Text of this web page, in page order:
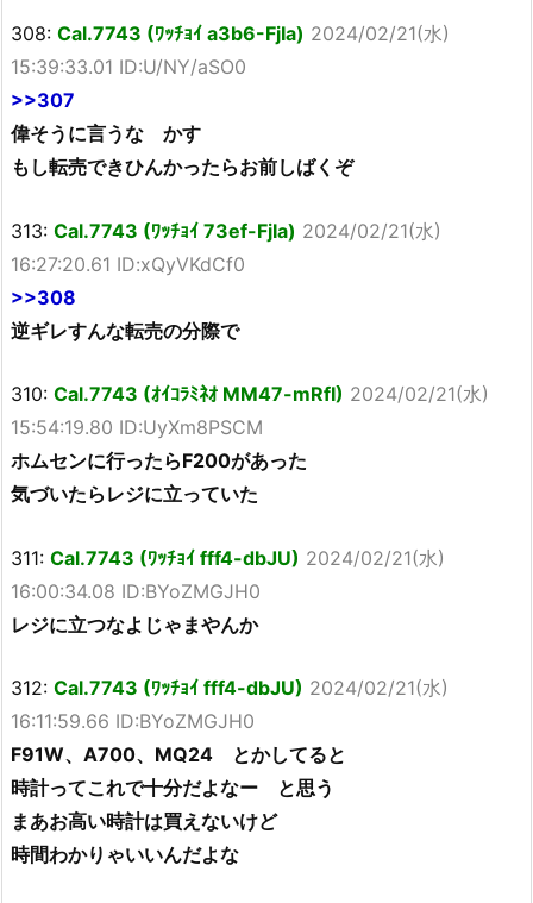
308: Cal.7743 (ﾜｯﾁｮｲ a3b6-FjIa) 2024/02/21(水)
15:39:33.01 ID:U/NY/aSO0
>>307
偉そうに言うな かす
もし転売できひんかったらお前しばくぞ
313: Cal.7743 (ﾜｯﾁｮｲ 73ef-FjIa) 2024/02/21(水)
16:27:20.61 ID:xQyVKdCf0
>>308
逆ギレすんな転売の分際で
310: Cal.7743 (ｵｲｺﾗﾐﾈｵ MM47-mRfI) 2024/02/21(水)
15:54:19.80 ID:UyXm8PSCM
ホムセンに行ったらF200があった
気づいたらレジに立っていた
311: Cal.7743 (ﾜｯﾁｮｲ fff4-dbJU) 2024/02/21(水)
16:00:34.08 ID:BYoZMGJH0
レジに立つなよじゃまやんか
312: Cal.7743 (ﾜｯﾁｮｲ fff4-dbJU) 2024/02/21(水)
16:11:59.66 ID:BYoZMGJH0
F91W、A700、MQ24 とかしてると
時計ってこれで十分だよなー と思う
まあお高い時計は買えないけど
時間わかりゃいいんだよな